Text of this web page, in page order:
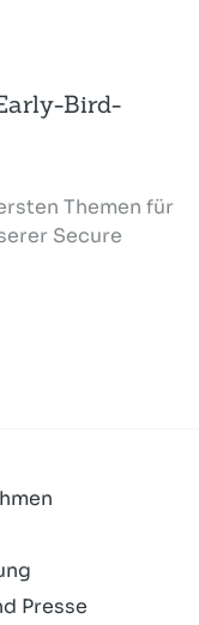
Bird-
Themen für
Secure
Presse